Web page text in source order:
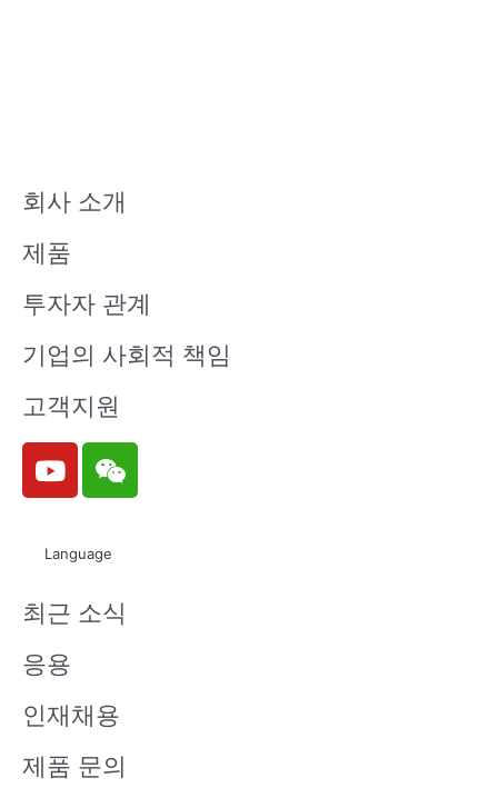
회사 소개
제품
투자자 관계
기업의 사회적 책임
고객지원
Y
o
u
e
W
e
i
n
Language
최근 소식
응용
인재채용
제품 문의